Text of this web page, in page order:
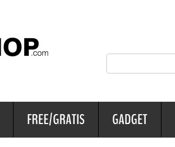
FREE/GRATIS GADGET